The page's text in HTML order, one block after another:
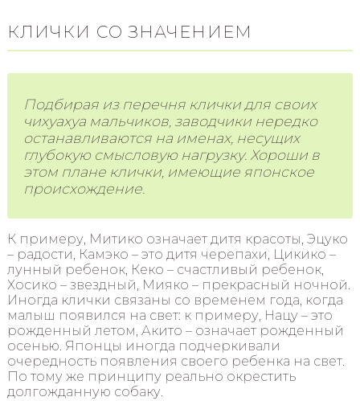
КЛИЧКИ СО ЗНАЧЕНИЕМ
Подбирая из перечня клички для своих
чихуахуа мальчиков, заводчики нередко
останавливаются на именах, несущих
глубокую смысловую нагрузку. Хороши в
этом плане клички, имеющие японское
происхождение.
К примеру, Митико означает дитя красоты, Эцуко
– радости, Камэко – это дитя черепахи, Цикико –
лунный ребенок, Кеко – счастливый ребенок,
Хосико – звездный, Мияко – прекрасный ночной.
Иногда клички связаны со временем года, когда
малыш появился на свет: к примеру, Нацу – это
рожденный летом, Акито – означает рожденный
осенью. Японцы иногда подчеркивали
очередность появления своего ребенка на свет.
По тому же принципу реально окрестить
долгожданную собаку.